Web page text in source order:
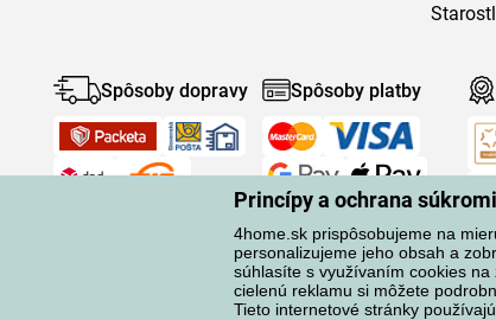
Princípy a ochrana
4home.sk prispôsobujeme na
personalizujeme jeho obsah a
súhlasíte s využívaním cookies
cielenú reklamu si môžete
Tieto internetové stránky
Spôsoby dopravy Spôsoby platby
Ochrana osobných údajov